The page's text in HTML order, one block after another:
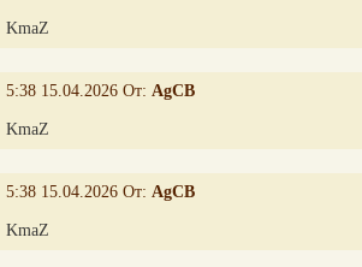
KmaZ
5:38 15.04.2026 От: AgCB
KmaZ
5:38 15.04.2026 От: AgCB
KmaZ